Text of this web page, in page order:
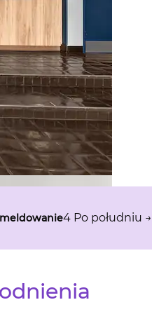
4 Po południu →